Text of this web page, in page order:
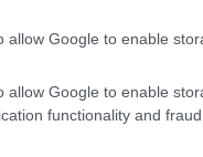
allow Google to enable
allow Google to enable
functionality and
chic.
pantaloni marroni
essere sia